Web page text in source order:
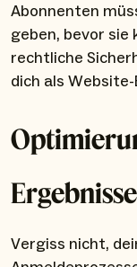
Abonnenten
geben, bevor
rechtliche
dich als
Ergebnisse
Vergiss nicht,